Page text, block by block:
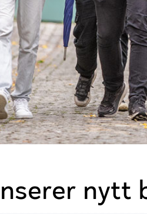
nytt